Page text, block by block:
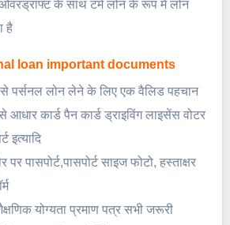
के साथ टर्म लोन के रूप में लोन
है
loan important documents
पर्सनल लोन लेने के लिए एक वैलिड पहचान
आधार कार्ड पैन कार्ड ड्राइविंग लाइसेंस वोटर
इत्यादि
पासपोर्ट,पासपोर्ट साइज फोटो, हस्ताक्षर
योग्यता प्रमाण पत्र सभी जरूरी